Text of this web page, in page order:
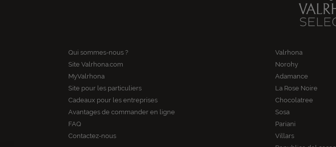
Qui sommes-nous ?
Site Valrhona.com
MyValrhona
Site pour les particuliers
Cadeaux pour les entreprises
Avantages de commander en ligne
FAQ
Contactez-nous
Valrhona
Norohy
Adamance
La Rose Noire
Chocolatree
Sosa
Pariani
Villars